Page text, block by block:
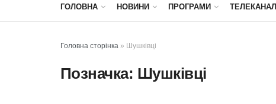
ГОЛОВНА НОВИНИ ПРОГРАМИ ТЕЛЕКАНАЛ
Головна сторінка » Шушківці
Позначка: Шушківці